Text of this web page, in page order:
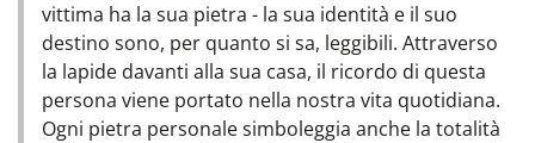
vittima ha la sua pietra - la sua identità e il suo
destino sono, per quanto si sa, leggibili. Attraverso
la lapide davanti alla sua casa, il ricordo di questa
persona viene portato nella nostra vita quotidiana.
Ogni pietra personale simboleggia anche la totalità